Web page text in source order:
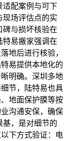
适配案例与可下
现场评估点的实
碑与损坏核验在
特易搬家强调在
地后进行核验，
易提供本地化的
明确。深圳多地
节，陆特易也具
地面保护膜等按
沟通安保，确保
基，是对细节的
下方式验证：电